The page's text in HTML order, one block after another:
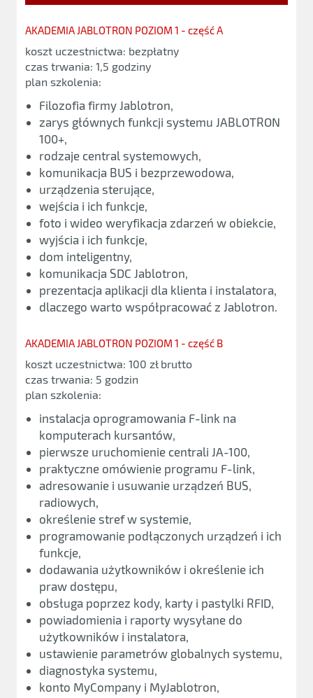
AKADEMIA JABLOTRON POZIOM 1 - część A
koszt uczestnictwa: bezpłatny
czas trwania: 1,5 godziny
plan szkolenia:
Filozofia firmy Jablotron,
zarys głównych funkcji systemu JABLOTRON
100+,
rodzaje central systemowych,
komunikacja BUS i bezprzewodowa,
urządzenia sterujące,
wejścia i ich funkcje,
foto i wideo weryfikacja zdarzeń w obiekcie,
wyjścia i ich funkcje,
dom inteligentny,
komunikacja SDC Jablotron,
prezentacja aplikacji dla klienta i instalatora,
dlaczego warto współpracować z Jablotron.
AKADEMIA JABLOTRON POZIOM 1 - część B
koszt uczestnictwa: 100 zł brutto
czas trwania: 5 godzin
plan szkolenia:
instalacja oprogramowania F-link na
komputerach kursantów,
pierwsze uruchomienie centrali JA-100,
praktyczne omówienie programu F-link,
adresowanie i usuwanie urządzeń BUS,
radiowych,
określenie stref w systemie,
programowanie podłączonych urządzeń i ich
funkcje,
dodawania użytkowników i określenie ich
praw dostępu,
obsługa poprzez kody, karty i pastylki RFID,
powiadomienia i raporty wysyłane do
użytkowników i instalatora,
ustawienie parametrów globalnych systemu,
diagnostyka systemu,
konto MyCompany i MyJablotron,